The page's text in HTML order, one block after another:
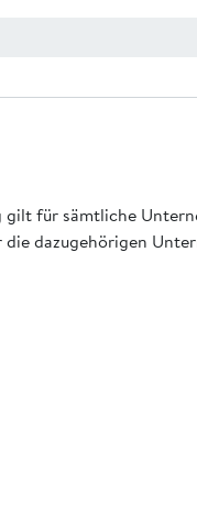
für sämtliche
dazugehörigen